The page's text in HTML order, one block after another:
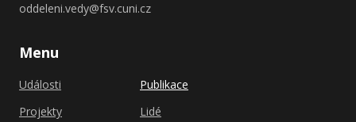
oddeleni.vedy@fsv.cuni.cz
Menu
Události
Projekty
Publikace
Lidé